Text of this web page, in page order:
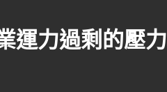
運力過剩的壓力